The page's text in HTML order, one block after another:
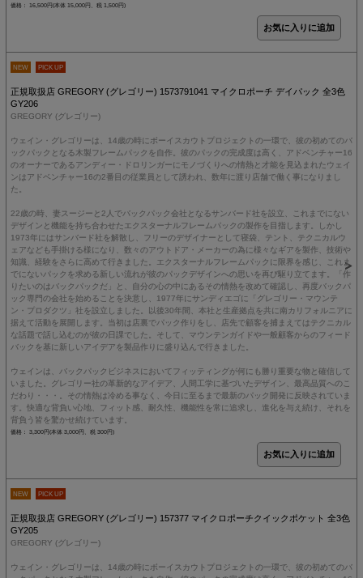
価格： 16,500円(本体 15,000円、税 1,500円)
NEW PICK UP
正規取扱店 GREGORY (グレゴリー) 1573791041 マイクロポーチ デイパック 全3色
GY206
GREGORY (グレゴリー)
ウェイン・グレゴリーは、14歳の時にボーイスカウトプロジェクトの一環で、彼の初めてのバ
ックパックとなる木製フレームパックを自作。彼のパックの完成度は高く、アドベンチャー16
のオーナーであるアンディー・ドロリンガーにモノづくりへの情熱と才能を見込まれたウェイ
ンはアドベンチャー16の2番目の従業員として誘われ、数年に渡り店舗で働く事になりまし
た。
22歳の時、妻スージーと2人でバックパック会社となるサンバード社を設立、これまでにない
デザインと機能を持ち合わせたエクスターナルフレームパックの製作を目指します。しかし
1973年にはサンバード社を解散し、フリーのデザイナーとして寝袋、テント、テクニカルウ
ェアなども手掛ける様になり、数々のアウトドア・メーカーの為に様々なギアを製作、技術や
知識、経験をさらに高めて行きました。エクスターナルフレームパックに限界を感じ、これま
でにないパックを求める新しい流れが彼のパックデザインへの思いを再び駆り立てます。「作
りたいのはバックパックだ」と、自分の心の中にあるその情熱を改めて確認し、再度バックパ
ック専門の会社を始めることを決意し、1977年にサンディエゴに「グレゴリー・マウンテ
ン・プロダクツ」社を設立しました。以後30年間、本社と生産拠点を共に南カリフォルニアに
据えて活動を展開します。当初は店裏でパック作りをし、店先で顧客を捕まえてはテクニカル
な話題で話し込むのが彼の日課でした。そして、マウンテンガイドや一般顧客からのフィード
バックを基に新しいアイデアを製品作りに盛り込んで行きました。
ウェインは、バックパックビジネスにおいてフィッティングが何にも勝り重要な物と確信して
いました。グレゴリー社の革新的なアイデア、人間工学に基づいたデザイン、最高品質へのこ
だわり・・・。その情熱は冷める事なく、今日に至るまで最新のパック開発に反映されていま
す。快適な背負い心地、フィット感、耐久性、機能性を常に追求し、進化を与え続け、それを
背負う皆を驚かせ続けています。
価格： 3,300円(本体 3,000円、税 300円)
NEW PICK UP
正規取扱店 GREGORY (グレゴリー) 157377 マイクロポーチクイックポケット 全3色
GY205
GREGORY (グレゴリー)
ウェイン・グレゴリーは、14歳の時にボーイスカウトプロジェクトの一環で、彼の初めてのバ